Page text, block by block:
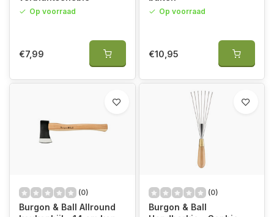
Op voorraad
€7,99
Op voorraad
€10,95
(0)
Burgon & Ball Allround
(0)
Burgon & Ball